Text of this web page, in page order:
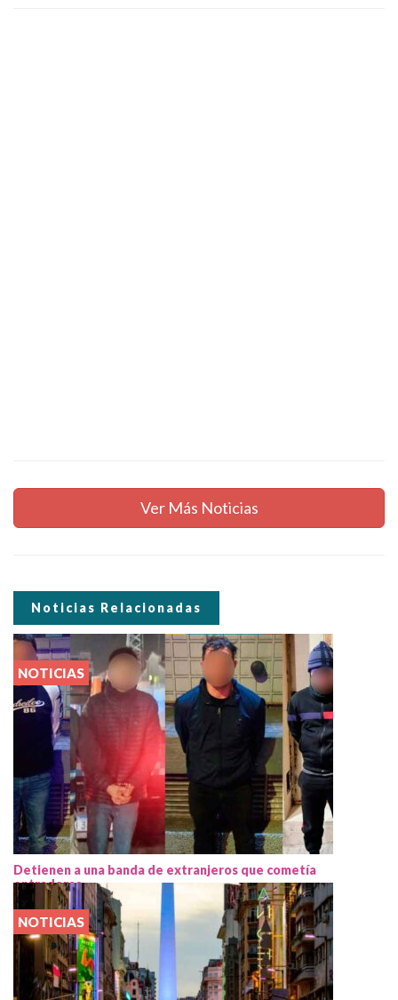
Ver Más Noticias
Noticias Relacionadas
NOTICIAS
Detienen a una banda de extranjeros que cometía
entraderas
NOTICIAS